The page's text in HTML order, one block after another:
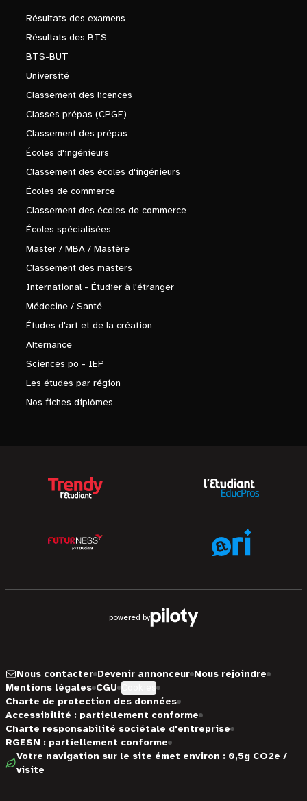
Résultats des examens
Résultats des BTS
BTS-BUT
Université
Classement des licences
Classes prépas (CPGE)
Classement des prépas
Écoles d'ingénieurs
Classement des écoles d'ingénieurs
Écoles de commerce
Classement des écoles de commerce
Écoles spécialisées
Master / MBA / Mastère
Classement des masters
International - Étudier à l'étranger
Médecine / Santé
Études d'art et de la création
Alternance
Sciences po - IEP
Les études par région
Nos fiches diplômes
powered by
Nous contacter Devenir annonceur Nous rejoindre
Mentions légales CGU
Charte de protection des données
Accessibilité : partiellement conforme
Charte responsabilité sociétale d'entreprise
RGESN : partiellement conforme
Votre navigation sur le site émet environ : 0,5g CO2e /
visite